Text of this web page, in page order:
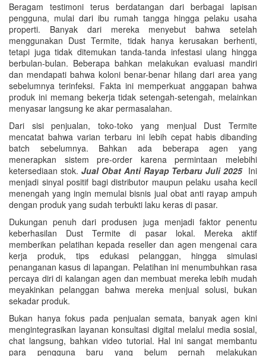
Beragam testimoni terus berdatangan dari berbagai lapisan
pengguna, mulai dari ibu rumah tangga hingga pelaku usaha
properti. Banyak dari mereka menyebut bahwa setelah
menggunakan Dust Termite, tidak hanya kerusakan berhenti,
tetapi juga tidak ditemukan tanda-tanda infestasi ulang hingga
berbulan-bulan. Beberapa bahkan melakukan evaluasi mandiri
dan mendapati bahwa koloni benar-benar hilang dari area yang
sebelumnya terinfeksi. Fakta ini memperkuat anggapan bahwa
produk ini memang bekerja tidak setengah-setengah, melainkan
menyasar langsung ke akar permasalahan.
Dari sisi penjualan, toko-toko yang menjual Dust Termite
mencatat bahwa varian terbaru ini lebih cepat habis dibanding
batch sebelumnya. Bahkan ada beberapa agen yang
menerapkan sistem pre-order karena permintaan melebihi
ketersediaan stok. Jual Obat Anti Rayap Terbaru Juli 2025Ini
menjadi sinyal positif bagi distributor maupun pelaku usaha kecil
menengah yang ingin memulai bisnis jual obat anti rayap ampuh
dengan produk yang sudah terbukti laku keras di pasar.
Dukungan penuh dari produsen juga menjadi faktor penentu
keberhasilan Dust Termite di pasar lokal. Mereka aktif
memberikan pelatihan kepada reseller dan agen mengenai cara
kerja produk, tips edukasi pelanggan, hingga simulasi
penanganan kasus di lapangan. Pelatihan ini menumbuhkan rasa
percaya diri di kalangan agen dan membuat mereka lebih mudah
meyakinkan pelanggan bahwa mereka menjual solusi, bukan
sekadar produk.
Bukan hanya fokus pada penjualan semata, banyak agen kini
mengintegrasikan layanan konsultasi digital melalui media sosial,
chat langsung, bahkan video tutorial. Hal ini sangat membantu
para pengguna baru yang belum pernah melakukan